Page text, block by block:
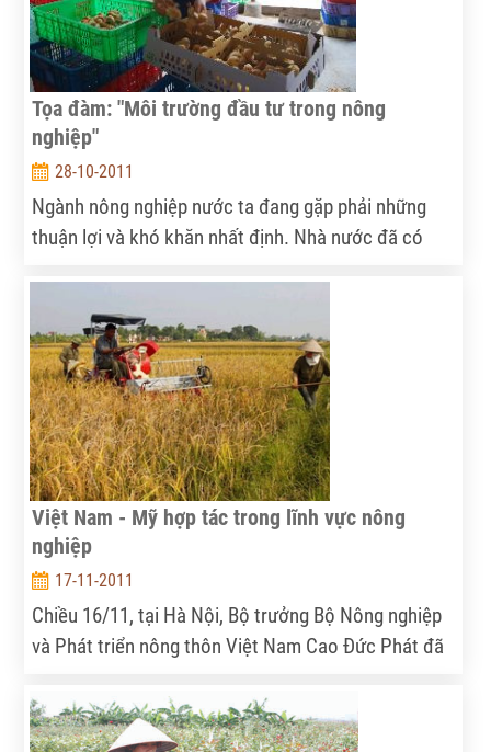
Tọa đàm: "Môi trường đầu tư trong nông
nghiệp"
28-10-2011
Ngành nông nghiệp nước ta đang gặp phải những
thuận lợi và khó khăn nhất định. Nhà nước đã có
doanh nghiệp?
Việt Nam - Mỹ hợp tác trong lĩnh vực nông
nghiệp
17-11-2011
Chiều 16/11, tại Hà Nội, Bộ trưởng Bộ Nông nghiệp
và Phát triển nông thôn Việt Nam Cao Đức Phát đã
về các vấn đề liên quan trong lĩnh vực nông nghiệp.
nhân chuyến thăm và làm việc tại Việt Nam.